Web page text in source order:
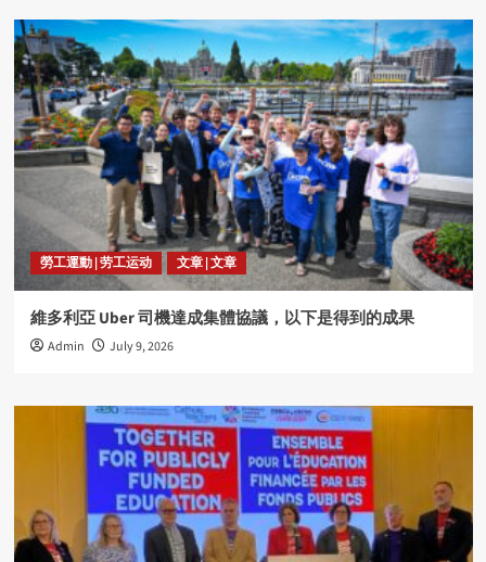
勞工運動 | 劳工运动 文章 | 文章
維多利亞 Uber 司機達成集體協議，以下是得到的成果
Admin July 9, 2026